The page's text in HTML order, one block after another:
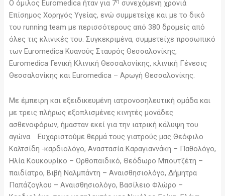
Ο όμιλος Euromedica ήταν για 7
συνεχόμενη χρονιά
Επίσημος Χορηγός Υγείας, ενώ συμμετείχε και με το δικό
του running team με περισσότερους από 380 δρομείς από
όλες τις κλινικές του. Συγκεκριμένα, συμμετείχε προσωπικό
των Euromedica Κυανούς Σταυρός Θεσσαλονίκης,
Euromedica Γενική Κλινική Θεσσαλονίκης, κλινική Γένεσις
Θεσσαλονίκης και Euromedica – Αρωγή Θεσσαλονίκης.
Με έμπειρη και εξειδικευμένη ιατρονοσηλευτική ομάδα και
με τρεις πλήρως εξοπλισμένες κινητές μονάδες
ασθενοφόρων, ήμασταν εκεί για την ιατρική κάλυψη του
αγώνα. Ευχαριστούμε θερμά τους γιατρούς μας Θεόφιλο
Καλτσίδη -καρδιολόγο, Αναστασία Καραγιαννάκη – Παθολόγο,
Ηλία Κουκουρίκο – Ορθοπαιδικό, Θεόδωρο Μπουτζέτη –
παιδίατρο, Βιβή Ναλμπάντη – Αναισθησιολόγο, Δήμητρα
Παπάζογλου – Αναισθησιολόγο, Βασίλειο Φλώρο –